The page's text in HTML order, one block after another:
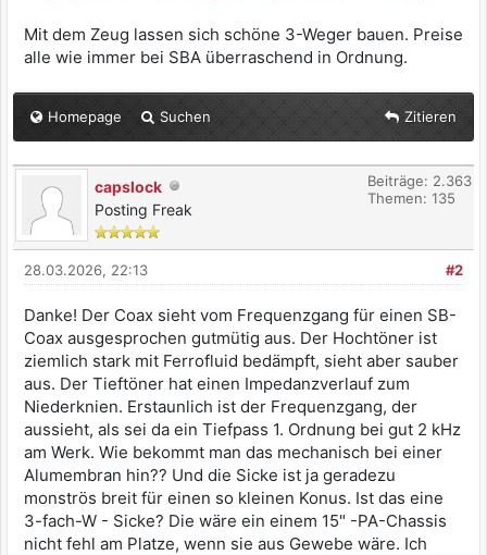
Mit dem Zeug lassen sich schöne 3-Weger bauen. Preise
alle wie immer bei SBA überraschend in Ordnung.
Homepage Suchen Zitieren
capslock
Posting Freak
Beiträge: 2.363
Themen: 135
#2
28.03.2026, 22:13
Danke! Der Coax sieht vom Frequenzgang für einen SB-
Coax ausgesprochen gutmütig aus. Der Hochtöner ist
ziemlich stark mit Ferrofluid bedämpft, sieht aber sauber
aus. Der Tieftöner hat einen Impedanzverlauf zum
Niederknien. Erstaunlich ist der Frequenzgang, der
aussieht, als sei da ein Tiefpass 1. Ordnung bei gut 2 kHz
am Werk. Wie bekommt man das mechanisch bei einer
Alumembran hin?? Und die Sicke ist ja geradezu
monströs breit für einen so kleinen Konus. Ist das eine
3-fach-W - Sicke? Die wäre ein einem 15" -PA-Chassis
nicht fehl am Platze, wenn sie aus Gewebe wäre. Ich